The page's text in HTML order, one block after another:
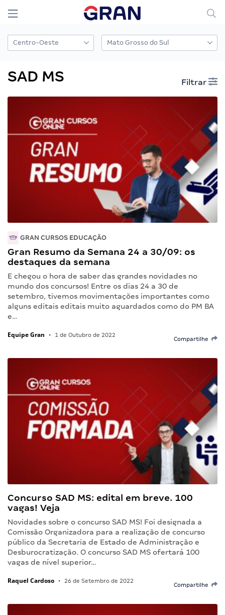
SAD MS Filtrar
GRAN CURSOS EDUCAÇÃO
Gran Resumo da Semana 24 a 30/09: os
destaques da semana
E chegou o hora de saber das grandes novidades no
mundo dos concursos! Entre os dias 24 a 30 de
setembro, tivemos movimentações importantes como
alguns editais editais muito aguardados como do PM BA
e…
Equipe Gran • 1 de Outubro de 2022
Compartilhe
Concurso SAD MS: edital em breve. 100
vagas! Veja
Novidades sobre o concurso SAD MS! Foi designada a
Comissão Organizadora para a realização de concurso
público da Secretaria de Estado de Administração e
Desburocratização. O concurso SAD MS ofertará 100
vagas de nível superior…
Raquel Cardoso • 26 de Setembro de 2022
Compartilhe